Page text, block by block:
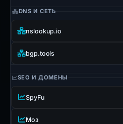
DNS И СЕТЬ
nslookup.io
bgp.tools
SEO И ДОМЕНЫ
SpyFu
Моз